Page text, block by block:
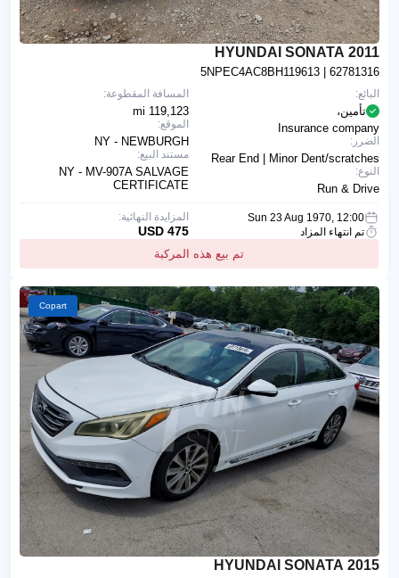
2011 HYUNDAI SONATA
5NPEC4AC8BH119613 | 62781316
المسافة المقطوعة:
119,123 mi
الموقع:
NY - NEWBURGH
مستند البيع:
NY - MV-907A SALVAGE
CERTIFICATE
البائع:
تأمين،
Insurance company
الضرر:
Rear End | Minor Dent/scratches
النوع:
Run & Drive
Sun 23 Aug 1970, 12:00
تم انتهاء المزاد
تم بيع هذه المركبة
المزايدة النهائية:
475 USD
Copart
2015 HYUNDAI SONATA